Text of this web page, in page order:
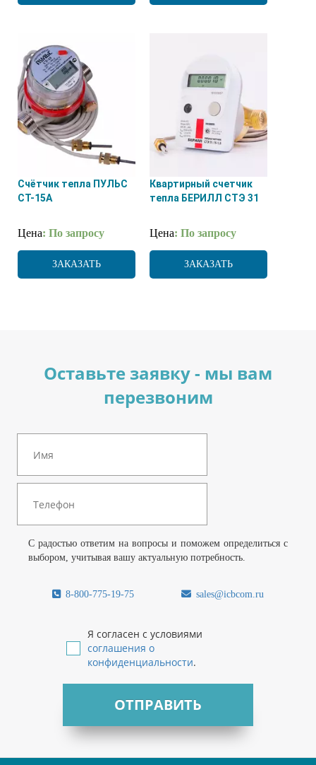
Счётчик тепла ПУЛЬС
СТ-15А
Цена: По запросу
ЗАКАЗАТЬ
Квартирный счетчик
тепла БЕРИЛЛ СТЭ 31
Цена: По запросу
ЗАКАЗАТЬ
Оставьте заявку - мы вам
перезвоним
С радостью ответим на вопросы и поможем определиться с
выбором, учитывая вашу актуальную потребность.
8-800-775-19-75 sales@icbcom.ru
Я согласен с условиями
соглашения о
конфиденциальности.
ОТПРАВИТЬ